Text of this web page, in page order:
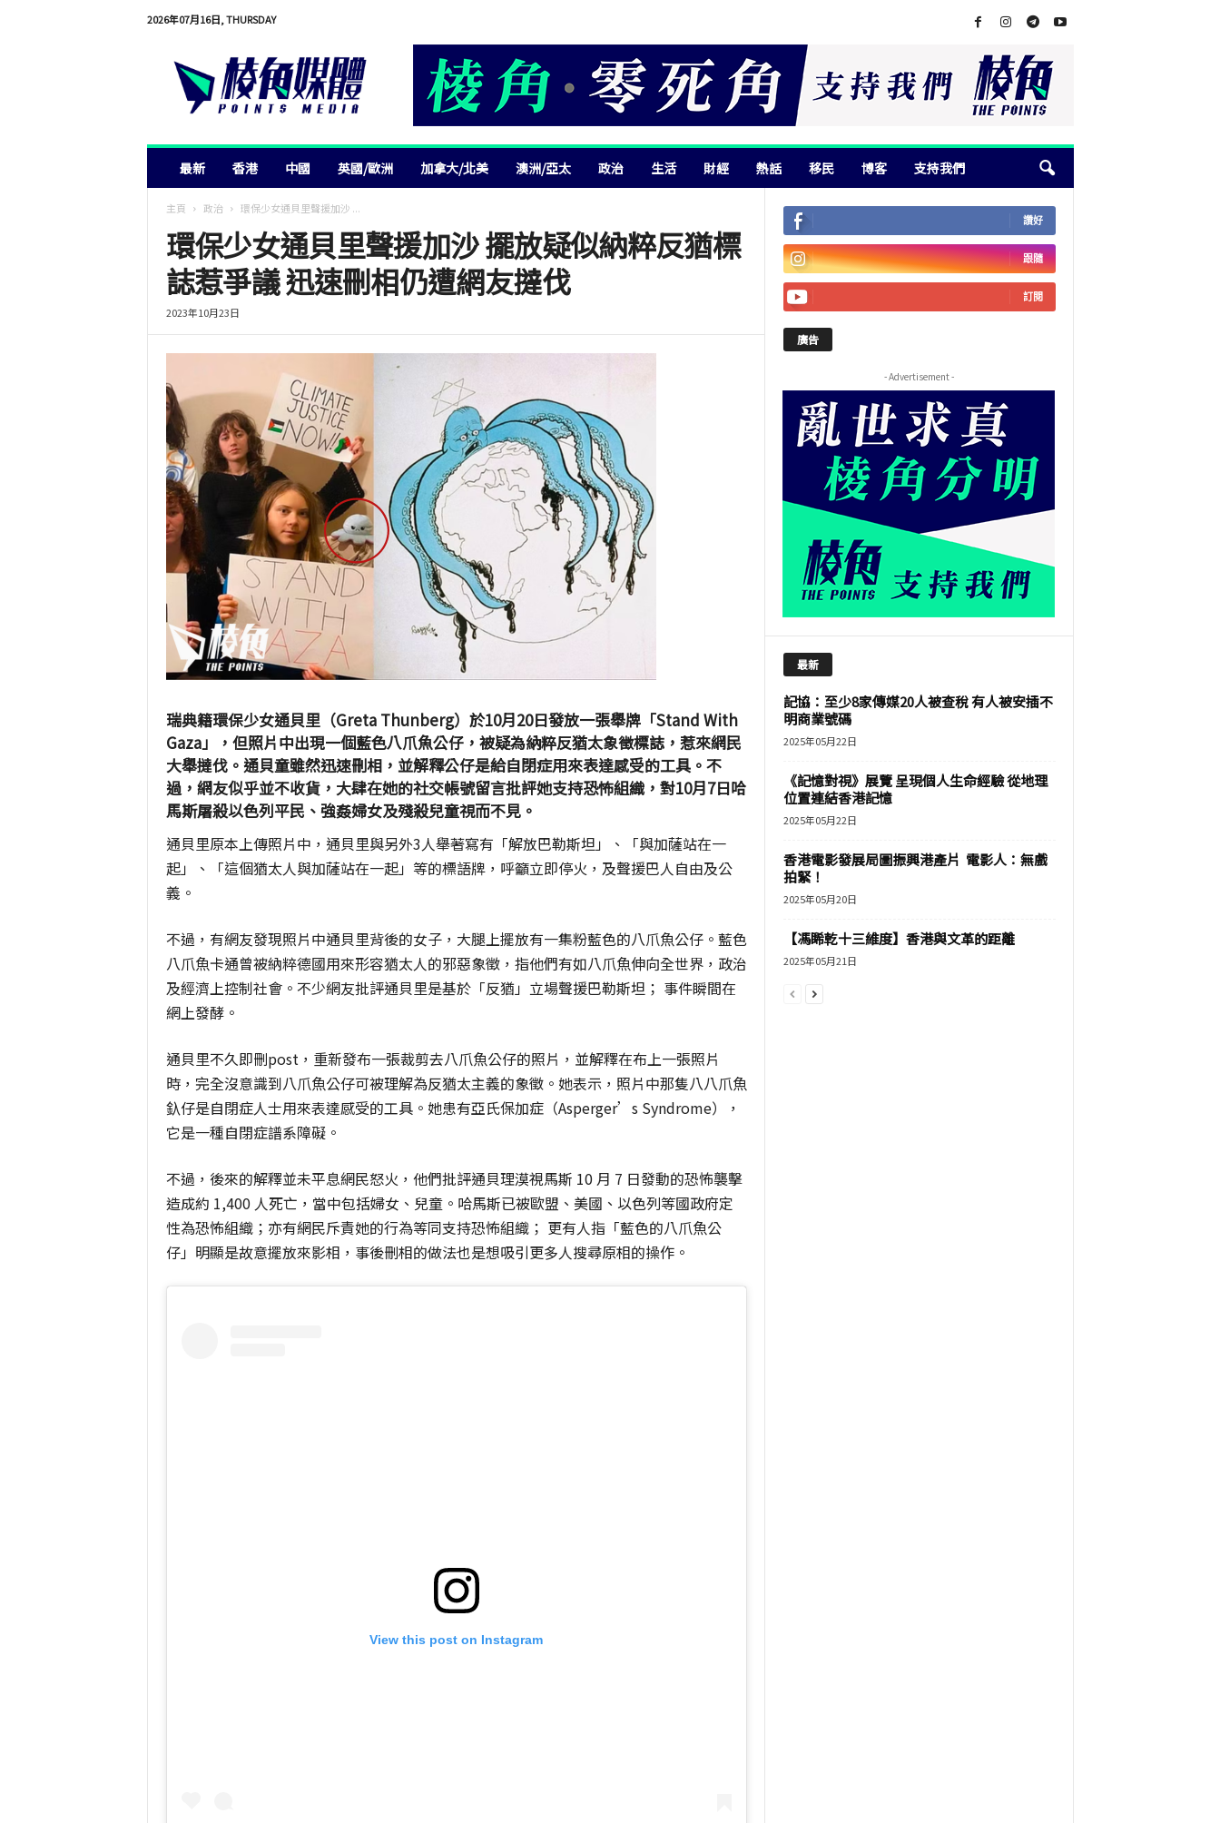
2026年07月16日, THURSDAY
最新 香港 中國 英國/歐洲 加拿大/北美 澳洲/亞太 政治 生活 財經 熱話 移民 博客 支持我們
主頁 政治 環保少女通貝里聲援加沙 ...
環保少女通貝里聲援加沙 擺放疑似納粹反猶標
誌惹爭議 迅速刪相仍遭網友撻伐
2023年10月23日
瑞典籍環保少女通貝里（Greta Thunberg）於10月20日發放一張舉牌「Stand With
Gaza」，但照片中出現一個藍色八爪魚公仔，被疑為納粹反猶太象徵標誌，惹來網民
大舉撻伐。通貝童雖然迅速刪相，並解釋公仔是給自閉症用來表達感受的工具。不
過，網友似乎並不收貨，大肆在她的社交帳號留言批評她支持恐怖組織，對10月7日哈
馬斯屠殺以色列平民、強姦婦女及殘殺兒童視而不見。
通貝里原本上傳照片中，通貝里與另外3人舉著寫有「解放巴勒斯坦」、「與加薩站在一
起」、「這個猶太人與加薩站在一起」等的標語牌，呼籲立即停火，及聲援巴人自由及公
義。
不過，有網友發現照片中通貝里背後的女子，大腿上擺放有一集粉藍色的八爪魚公仔。藍色
八爪魚卡通曾被納粹德國用來形容猶太人的邪惡象徵，指他們有如八爪魚伸向全世界，政治
及經濟上控制社會。不少網友批評通貝里是基於「反猶」立場聲援巴勒斯坦； 事件瞬間在
網上發酵。
通貝里不久即刪post，重新發布一張裁剪去八爪魚公仔的照片，並解釋在布上一張照片
時，完全沒意識到八爪魚公仔可被理解為反猶太主義的象徵。她表示，照片中那隻八八爪魚
釞仔是自閉症人士用來表達感受的工具。她患有亞氏保加症（Asperger’s Syndrome），
它是一種自閉症譜系障礙。
不過，後來的解釋並未平息網民怒火，他們批評通貝理漠視馬斯 10 月 7 日發動的恐怖襲擊
造成約 1,400 人死亡，當中包括婦女、兒童。哈馬斯已被歐盟、美國、以色列等國政府定
性為恐怖組織；亦有網民斥責她的行為等同支持恐怖組織； 更有人指「藍色的八爪魚公
仔」明顯是故意擺放來影相，事後刪相的做法也是想吸引更多人搜尋原相的操作。
View this post on Instagram
讚好
跟隨
訂閱
廣告
- Advertisement -
最新
記協：至少8家傳媒20人被查稅 有人被安插不
明商業號碼
2025年05月22日
《記憶對視》展覽 呈現個人生命經驗 從地理
位置連結香港記憶
2025年05月22日
香港電影發展局圖振興港產片 電影人：無戲
拍緊！
2025年05月20日
【馮睎乾十三維度】香港與文革的距離
2025年05月21日